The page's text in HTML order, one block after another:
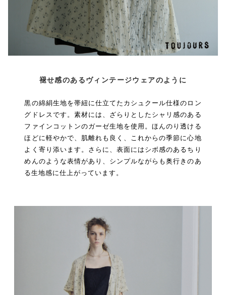
褪せ感のあるヴィンテージウェアのように
黒の綿絹生地を帯紐に仕立てたカシュクール仕様のロン
グドレスです。素材には、ざらりとしたシャリ感のある
ファインコットンのガーゼ生地を使用。ほんのり透ける
ほどに軽やかで、肌離れも良く、これからの季節に心地
よく寄り添います。さらに、表面にはシボ感のあるちり
めんのような表情があり、シンプルながらも奥行きのあ
る生地感に仕上がっています。